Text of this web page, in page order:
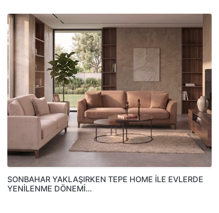
SONBAHAR YAKLAŞIRKEN TEPE HOME İLE EVLERDE
YENİLENME DÖNEMİ…